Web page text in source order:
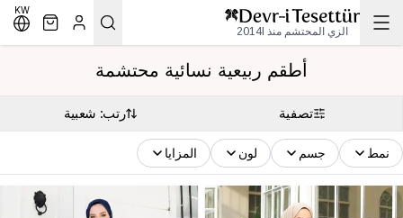
الزي المحتشم منذ 2014l
KW
أطقم ربيعية نسائية محتشمة
تصفية رتب: شعبية
نمط جسم لون المزايا